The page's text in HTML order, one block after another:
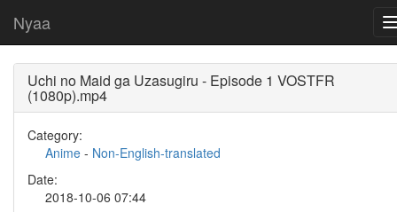
Nyaa
Uchi no Maid ga Uzasugiru - Episode 1 VOSTFR
(1080p).mp4
Category:
Anime - Non-English-translated
Date:
2018-10-06 07:44